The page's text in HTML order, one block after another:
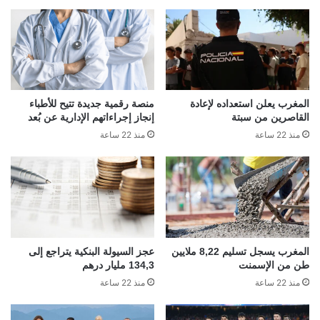
المغرب يعلن استعداده لإعادة
القاصرين من سبتة
منذ 22 ساعة
منصة رقمية جديدة تتيح للأطباء
إنجاز إجراءاتهم الإدارية عن بُعد
منذ 22 ساعة
المغرب يسجل تسليم 8,22 ملايين
طن من الإسمنت
منذ 22 ساعة
عجز السيولة البنكية يتراجع إلى
134,3 مليار درهم
منذ 22 ساعة